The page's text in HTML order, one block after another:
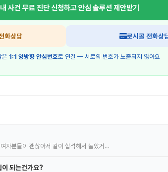
내 사건 무료 진단 신청하고안심 솔루션 제안받기
화상담 로시콜 전화상
은 1:1 양방향 안심번호로 연결 — 서로의 번호가 노출되지 않아요
자분들이 괜찮아서 같이 합석해서 놀았거…
이 되는건가요?